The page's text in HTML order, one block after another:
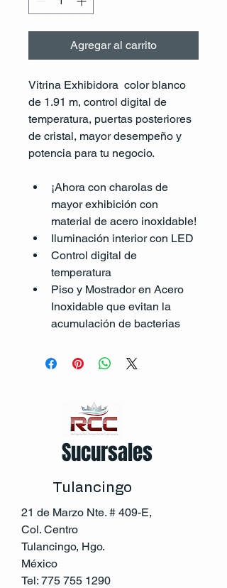
Agregar al carrito
Vitrina Exhibidora  color blanco
de 1.91 m, control digital de
temperatura, puertas posteriores
de cristal, mayor desempeño y
potencia para tu negocio.
¡Ahora con charolas de
mayor exhibición con
material de acero inoxidable!
Iluminación interior con LED
Control digital de
temperatura
Piso y Mostrador en Acero
Inoxidable que evitan la
acumulación de bacterias
Sucursales
Tulancingo
21 de Marzo Nte. # 409-E,
Col. Centro
Tulancingo, Hgo.
México
Tel: 775 755 1290